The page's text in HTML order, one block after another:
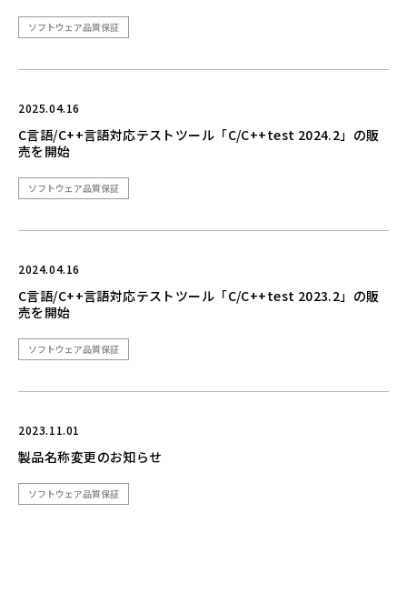
ソフトウェア品質保証
2025.04.16
C言語/C++言語対応テストツール「C/C++test 2024.2」の販
売を開始
ソフトウェア品質保証
2024.04.16
C言語/C++言語対応テストツール「C/C++test 2023.2」の販
売を開始
ソフトウェア品質保証
2023.11.01
製品名称変更のお知らせ
ソフトウェア品質保証